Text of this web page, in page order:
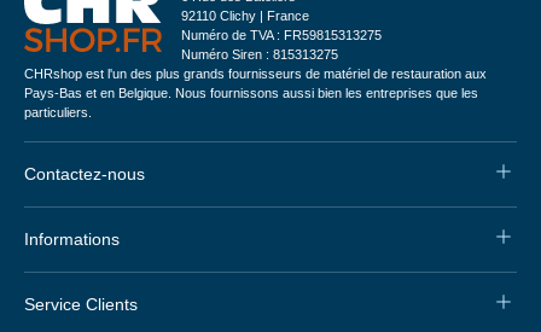
92110 Clichy | France
Numéro de TVA : FR59815313275
Numéro Siren : 815313275
CHRshop est l'un des plus grands fournisseurs de matériel de restauration aux
Pays-Bas et en Belgique. Nous fournissons aussi bien les entreprises que les
particuliers.
Contactez-nous
Informations
Service Clients